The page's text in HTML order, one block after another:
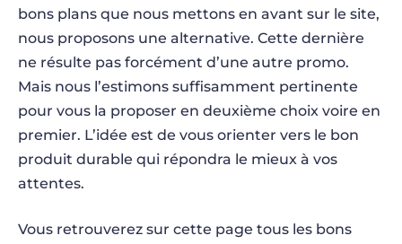
bons plans que nous mettons en avant sur le site,
nous proposons une alternative. Cette dernière
ne résulte pas forcément d’une autre promo.
Mais nous l’estimons suffisamment pertinente
pour vous la proposer en deuxième choix voire en
premier. L’idée est de vous orienter vers le bon
produit durable qui répondra le mieux à vos
attentes.
Vous retrouverez sur cette page tous les bons